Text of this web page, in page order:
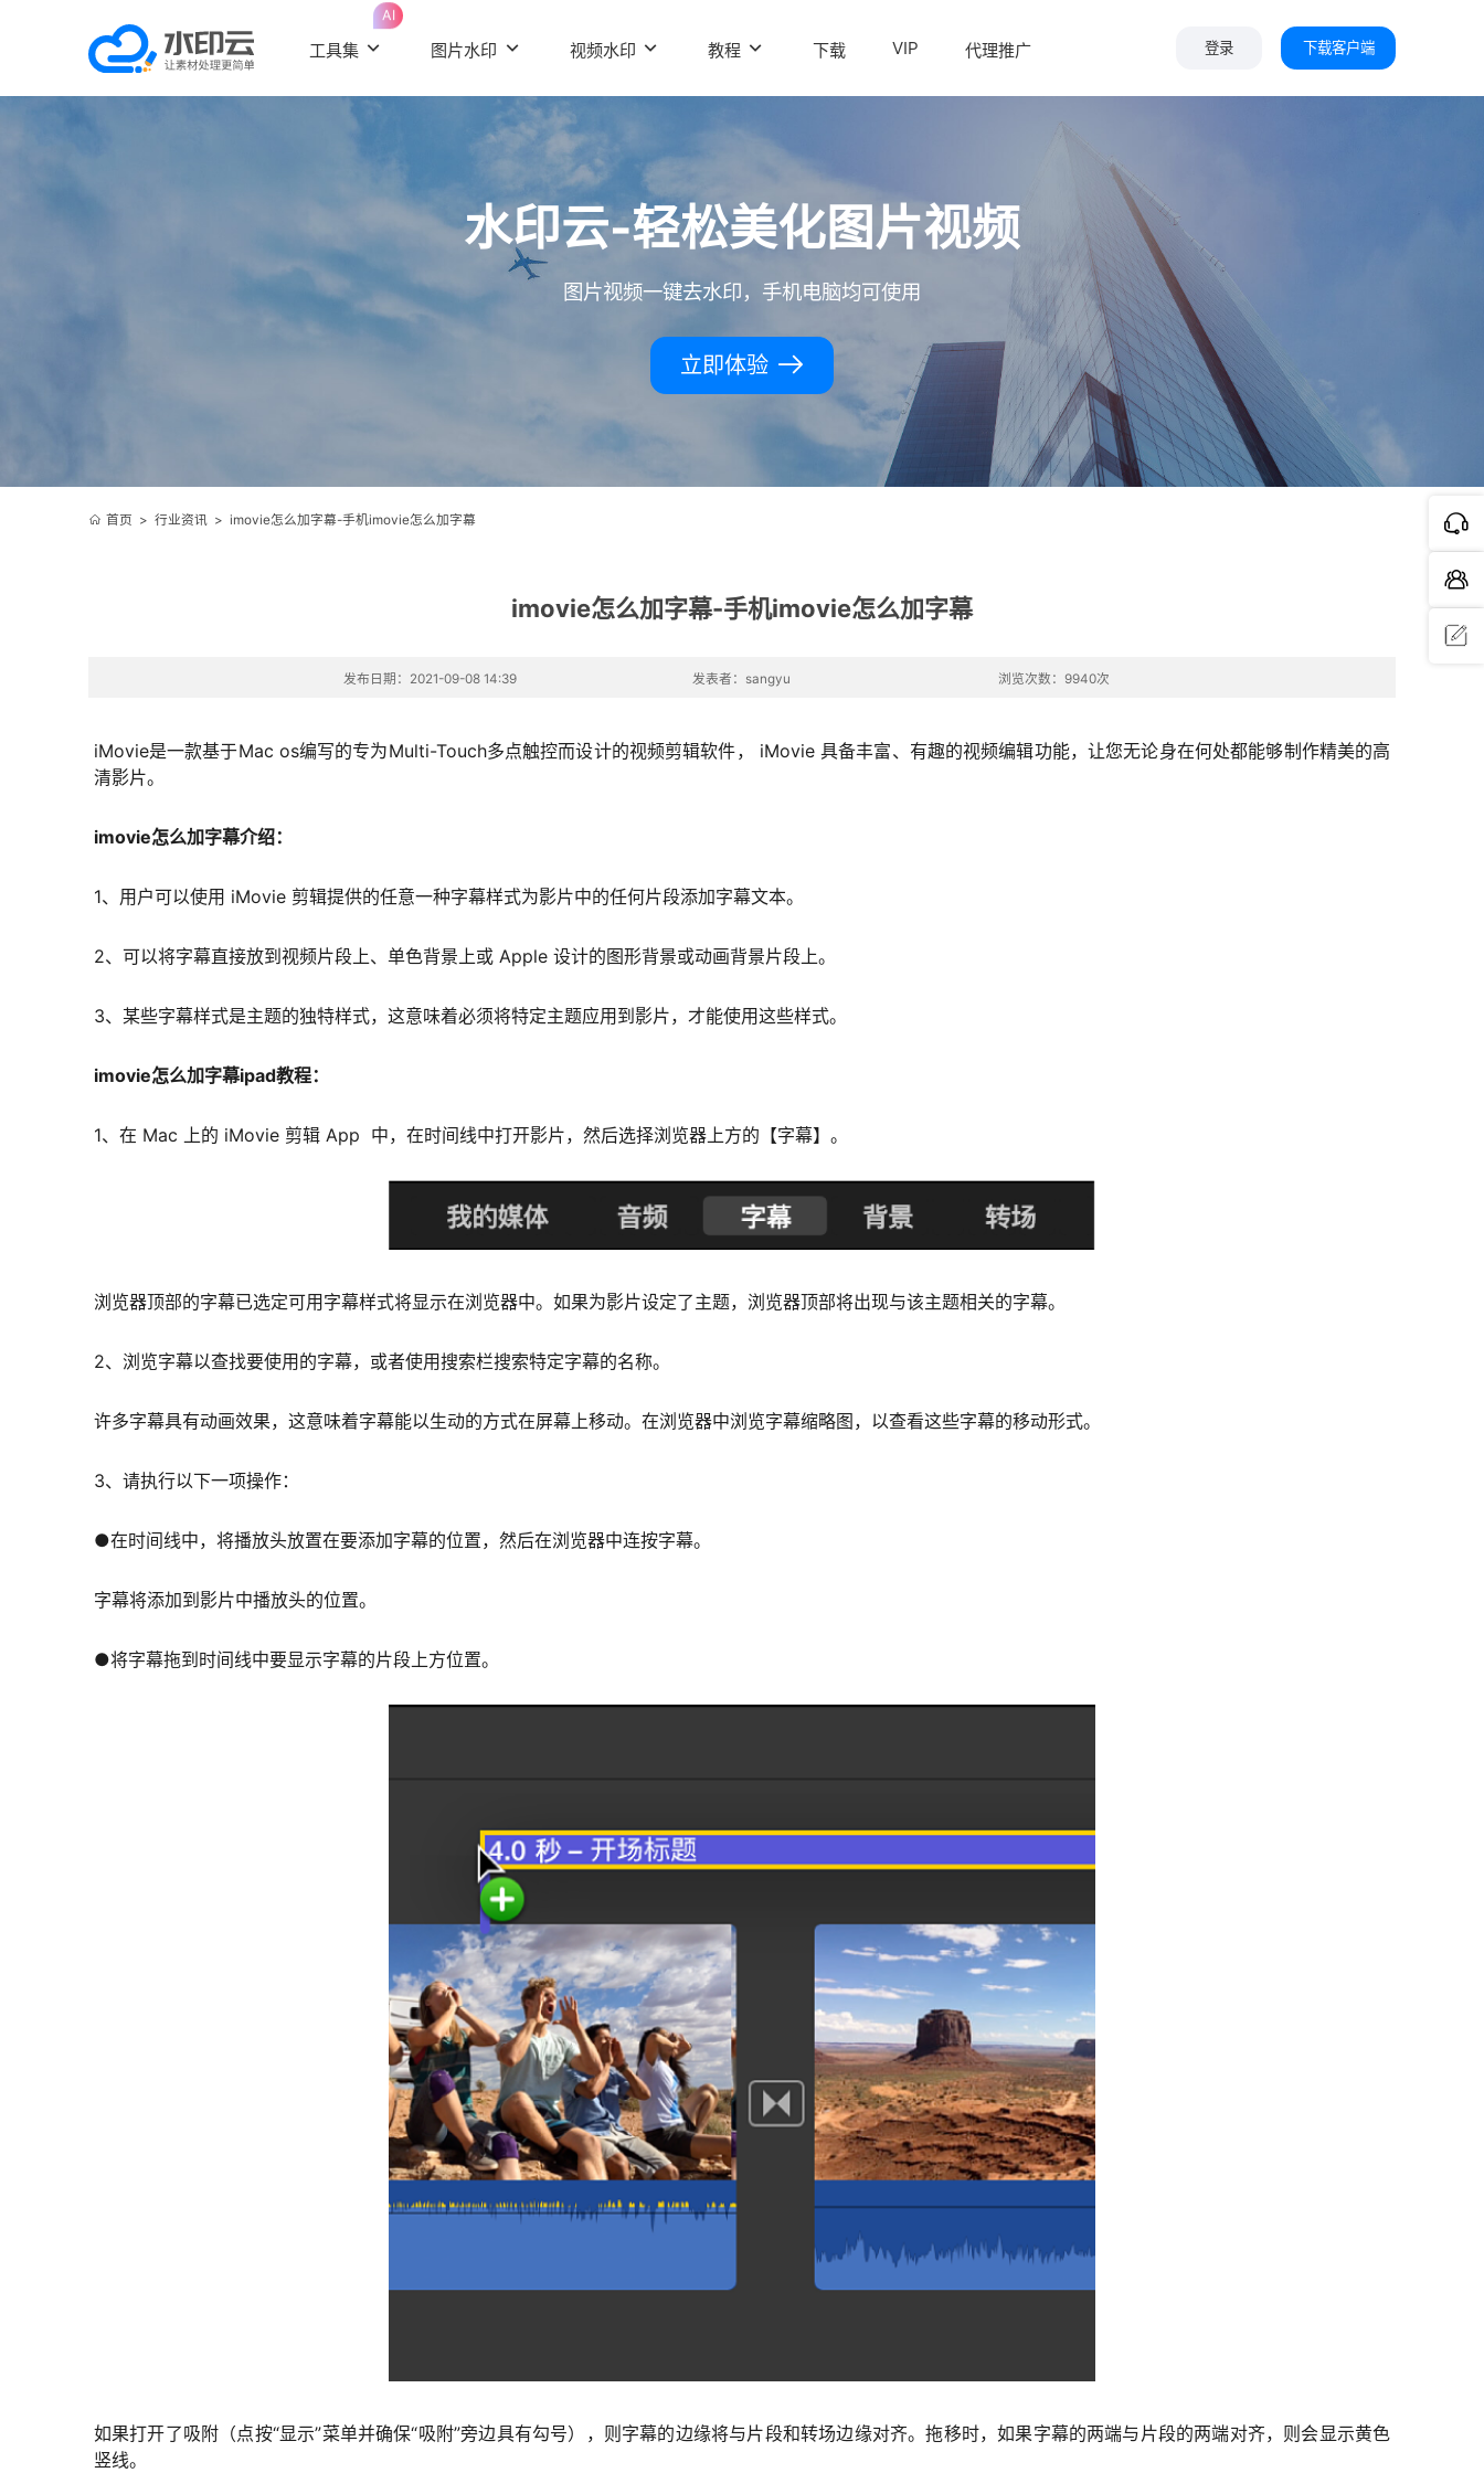
工具集
AI
图片水印 视频水印 教程 下载 VIP 代理推广 登录 下载客户端
水印云-轻松美化图片视频
图片视频一键去水印，手机电脑均可使用
立即体验
首页 > 行业资讯> imovie怎么加字幕-手机imovie怎么加字幕
imovie怎么加字幕-手机imovie怎么加字幕
发布日期：2021-09-08 14:39 发表者：sangyu 浏览次数：9940次
iMovie是一款基于Mac os编写的专为Multi-Touch多点触控而设计的视频剪辑软件， iMovie 具备丰富、有趣的视频编辑功能，让您无论身在何处都能够制作精美的高
清影片。
imovie怎么加字幕介绍：
1、用户可以使用 iMovie 剪辑提供的任意一种字幕样式为影片中的任何片段添加字幕文本。
2、可以将字幕直接放到视频片段上、单色背景上或 Apple 设计的图形背景或动画背景片段上。
3、某些字幕样式是主题的独特样式，这意味着必须将特定主题应用到影片，才能使用这些样式。
imovie怎么加字幕ipad教程：
1、在 Mac 上的 iMovie 剪辑 App 中，在时间线中打开影片，然后选择浏览器上方的【字幕】。
浏览器顶部的字幕已选定可用字幕样式将显示在浏览器中。如果为影片设定了主题，浏览器顶部将出现与该主题相关的字幕。
2、浏览字幕以查找要使用的字幕，或者使用搜索栏搜索特定字幕的名称。
许多字幕具有动画效果，这意味着字幕能以生动的方式在屏幕上移动。在浏览器中浏览字幕缩略图，以查看这些字幕的移动形式。
3、请执行以下一项操作：
●在时间线中，将播放头放置在要添加字幕的位置，然后在浏览器中连按字幕。
字幕将添加到影片中播放头的位置。
●将字幕拖到时间线中要显示字幕的片段上方位置。
如果打开了吸附（点按“显示”菜单并确保“吸附”旁边具有勾号），则字幕的边缘将与片段和转场边缘对齐。拖移时，如果字幕的两端与片段的两端对齐，则会显示黄色
竖线。